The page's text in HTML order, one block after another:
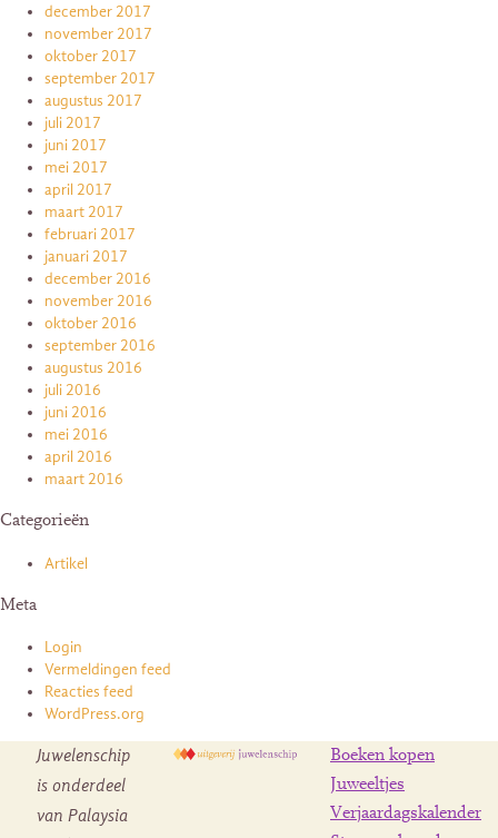
december 2017
november 2017
oktober 2017
september 2017
augustus 2017
juli 2017
juni 2017
mei 2017
april 2017
maart 2017
februari 2017
januari 2017
december 2016
november 2016
oktober 2016
september 2016
augustus 2016
juli 2016
juni 2016
mei 2016
april 2016
maart 2016
Categorieën
Artikel
Meta
Login
Vermeldingen feed
Reacties feed
WordPress.org
Juwelenschip
is onderdeel
van Palaysia
Boeken kopen
Juweeltjes
Verjaardagskalender